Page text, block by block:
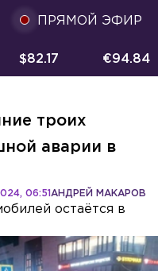
ПРЯМОЙ ЭФИР
$82.17 €94.84
троих
аварии в
АНДРЕЙ МАКАРОВ
06:51
остаётся в